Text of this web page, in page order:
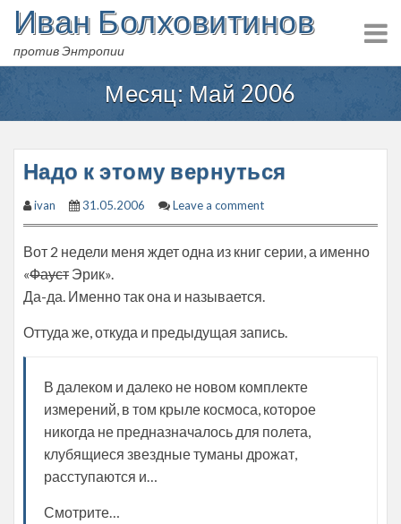
Skip
content
Иван Болховитинов
против Энтропии
Месяц: Май 2006
Надо к этому вернуться
ivan 31.05.2006 Leave a comment
Вот 2 недели меня ждет одна из книг серии, а именно
«Фауст Эрик».
Да-да. Именно так она и называется.
Оттуда же, откуда и предыдущая запись.
В далеком и далеко не новом комплекте
измерений, в том крыле космоса, которое
никогда не предназначалось для полета,
клубящиеся звездные туманы дрожат,
расступаются и…
Смотрите…